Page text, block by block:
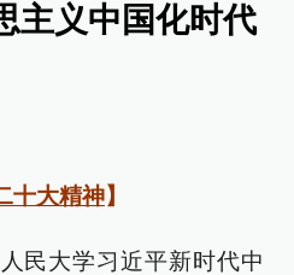
主义中国化时代
十大精神】
民大学习近平新时代中